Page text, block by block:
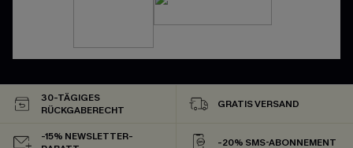
30-TÄGIGES
RÜCKGABERECHT
GRATIS VERSAND
-15% NEWSLETTER-
-20% SMS-ABONNEMENT